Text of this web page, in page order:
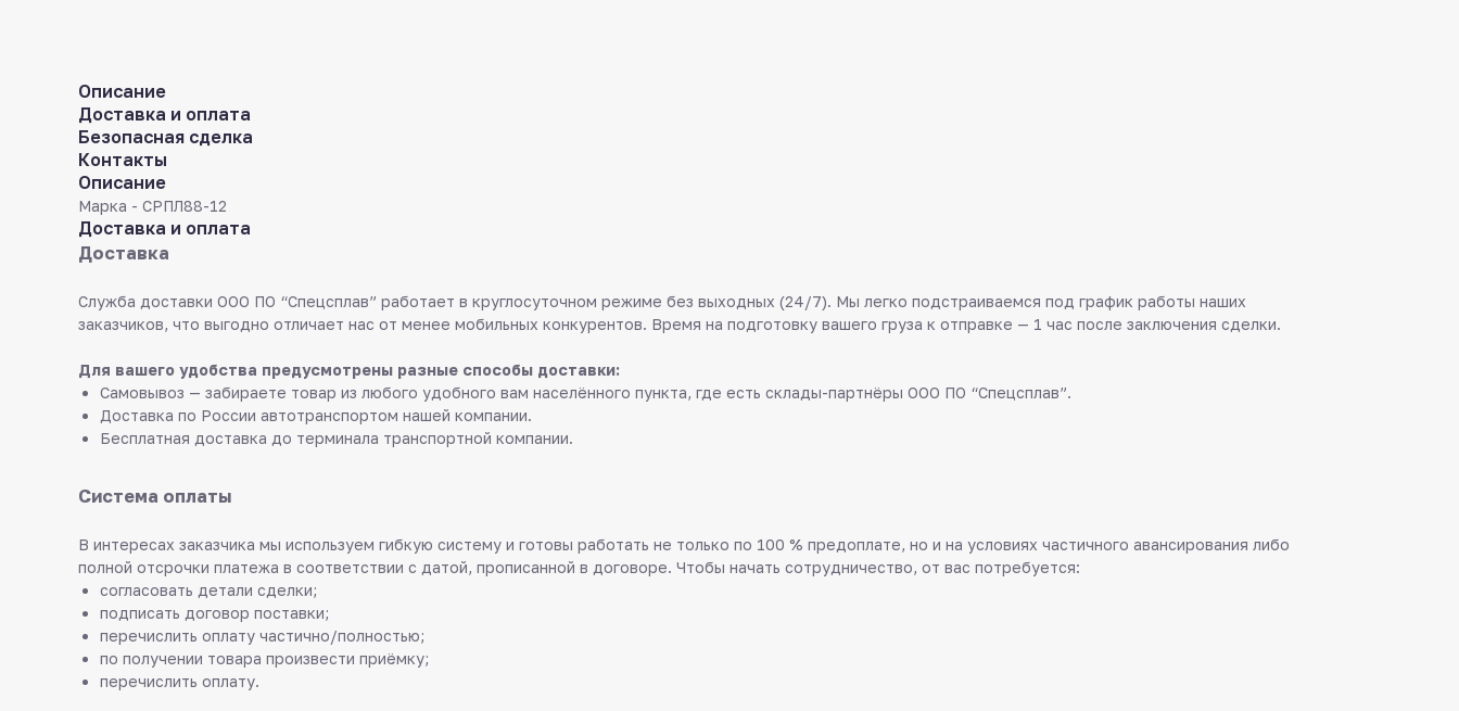
Описание
Доставка и оплата
Безопасная сделка
Контакты
Описание
Марка - СРПЛ88-12
Доставка и оплата
Доставка
Служба доставки ООО ПО “Спецсплав” работает в круглосуточном режиме без выходных (24/7). Мы легко подстраиваемся под график работы наших
заказчиков, что выгодно отличает нас от менее мобильных конкурентов. Время на подготовку вашего груза к отправке — 1 час после заключения сделки.
Для вашего удобства предусмотрены разные способы доставки:
Самовывоз — забираете товар из любого удобного вам населённого пункта, где есть склады-партнёры ООО ПО “Спецсплав”.
Доставка по России автотранспортом нашей компании.
Бесплатная доставка до терминала транспортной компании.
Система оплаты
В интересах заказчика мы используем гибкую систему и готовы работать не только по 100 % предоплате, но и на условиях частичного авансирования либо
полной отсрочки платежа в соответствии с датой, прописанной в договоре. Чтобы начать сотрудничество, от вас потребуется:
согласовать детали сделки;
подписать договор поставки;
перечислить оплату частично/полностью;
по получении товара произвести приёмку;
перечислить оплату.